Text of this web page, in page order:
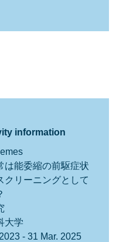
information
は能委縮の前駆症状
クリーニングとして
大学
- 31 Mar. 2025